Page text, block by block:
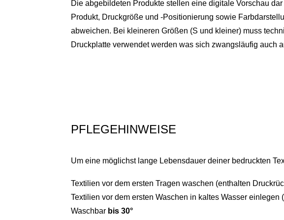
Die abgebildeten Produkte stellen eine digitale Vorschau
Produkt, Druckgröße und -Positionierung sowie
abweichen. Bei kleineren Größen (S und kleiner) muss
Druckplatte verwendet werden was sich zwangsläufig auch
PFLEGEHINWEISE
Um eine möglichst lange Lebensdauer deiner bedruckten
Textilien vor dem ersten Tragen waschen (enthalten
Textilien vor dem ersten Waschen in kaltes Wasser
Waschbar bis 30°